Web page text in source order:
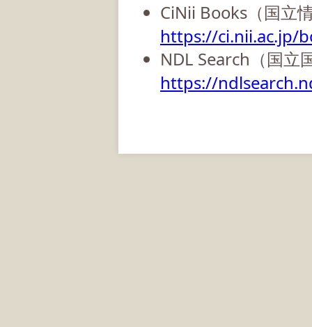
CiNii Books（国立
https://ci.nii.ac.jp/
NDL Search（国立
https://